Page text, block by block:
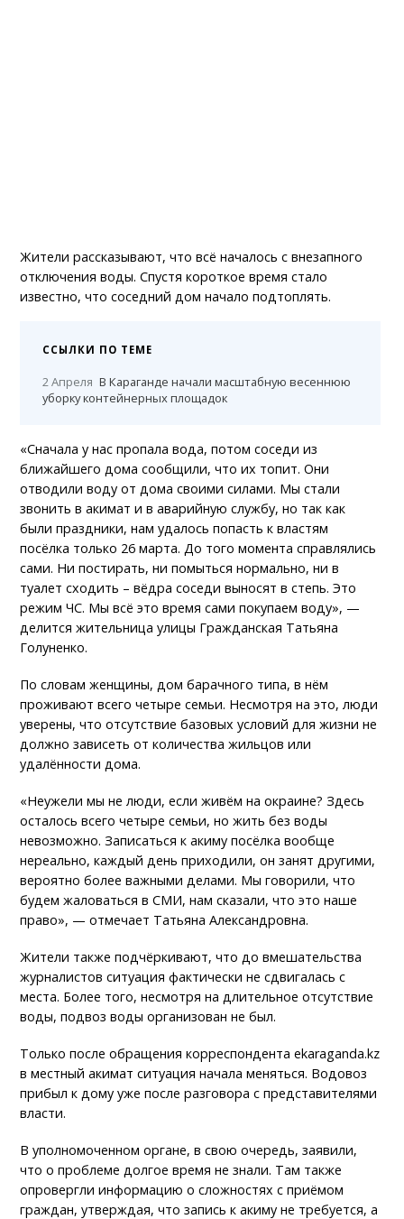
Жители рассказывают, что всё началось с внезапного
отключения воды. Спустя короткое время стало
известно, что соседний дом начало подтоплять.
ССЫЛКИ ПО ТЕМЕ
2 Апреля В Караганде начали масштабную весеннюю
уборку контейнерных площадок
«Сначала у нас пропала вода, потом соседи из
ближайшего дома сообщили, что их топит. Они
отводили воду от дома своими силами. Мы стали
звонить в акимат и в аварийную службу, но так как
были праздники, нам удалось попасть к властям
посёлка только 26 марта. До того момента справлялись
сами. Ни постирать, ни помыться нормально, ни в
туалет сходить – вёдра соседи выносят в степь. Это
режим ЧС. Мы всё это время сами покупаем воду», —
делится жительница улицы Гражданская Татьяна
Голуненко.
По словам женщины, дом барачного типа, в нём
проживают всего четыре семьи. Несмотря на это, люди
уверены, что отсутствие базовых условий для жизни не
должно зависеть от количества жильцов или
удалённости дома.
«Неужели мы не люди, если живём на окраине? Здесь
осталось всего четыре семьи, но жить без воды
невозможно. Записаться к акиму посёлка вообще
нереально, каждый день приходили, он занят другими,
вероятно более важными делами. Мы говорили, что
будем жаловаться в СМИ, нам сказали, что это наше
право», — отмечает Татьяна Александровна.
Жители также подчёркивают, что до вмешательства
журналистов ситуация фактически не сдвигалась с
места. Более того, несмотря на длительное отсутствие
воды, подвоз воды организован не был.
Только после обращения корреспондента ekaraganda.kz
в местный акимат ситуация начала меняться. Водовоз
прибыл к дому уже после разговора с представителями
власти.
В уполномоченном органе, в свою очередь, заявили,
что о проблеме долгое время не знали. Там также
опровергли информацию о сложностях с приёмом
граждан, утверждая, что запись к акиму не требуется, а